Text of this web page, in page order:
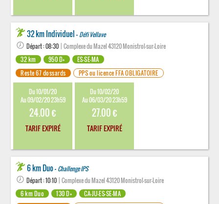
32 km Individuel - Défi Vellave
Départ : 08:30 | Complexe du Mazel 43120 Monistrol-sur-Loire
32 km
950 D+
ES-SE-MA
Reste 67 dossards
PPS ou licence FFA OBLIGATOIRE
Du 10/01/20
Au 09/02/20 23h59
24.00 €
TARIF EXPIRÉ
Du 10/02/20
Au 06/03/20 23h59
27.00 €
TARIF EXPIRÉ
6 km Duo - Challenge IPS
Départ : 10:10 | Complexe du Mazel 43120 Monistrol-sur-Loire
6 km Duo
130 D+
CA-JU-ES-SE-MA